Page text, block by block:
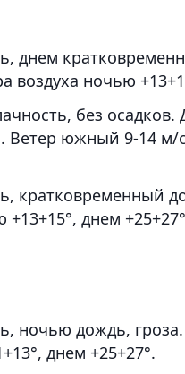
днем
воздуха ночью
без
Ветер южный 9-14 м/
кратковременный
днем
ночью дождь,
днем +25+27°.